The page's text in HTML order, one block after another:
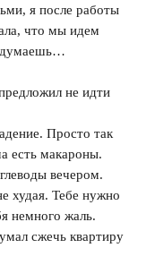
я после работы
что мы идем
не идти
Просто так
есть макароны.
вечером.
худая. Тебе нужно
немного жаль.
сжечь квартиру